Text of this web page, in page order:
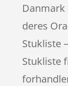
deres
Stukliste
Stukliste